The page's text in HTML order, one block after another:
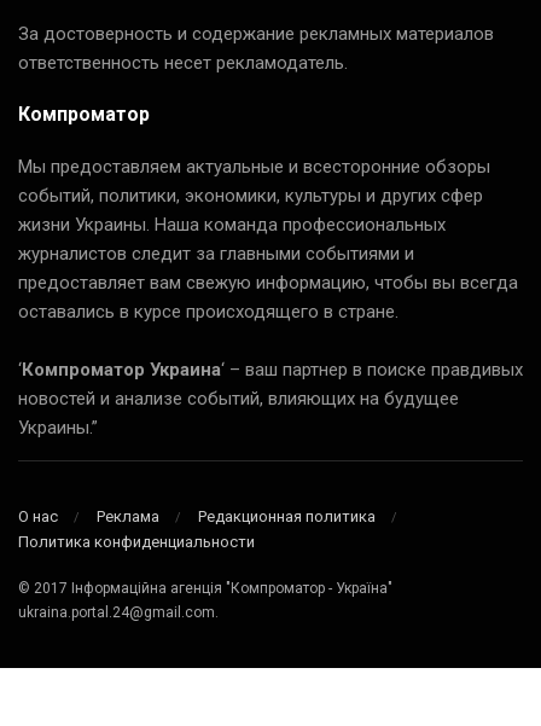
За достоверность и содержание рекламных материалов
ответственность несет рекламодатель.
Компроматор
Мы предоставляем актуальные и всесторонние обзоры
событий, политики, экономики, культуры и других сфер
жизни Украины. Наша команда профессиональных
журналистов следит за главными событиями и
предоставляет вам свежую информацию, чтобы вы всегда
оставались в курсе происходящего в стране.
‘Компроматор Украина‘ – ваш партнер в поиске правдивых
новостей и анализе событий, влияющих на будущее
Украины.”
О нас Реклама
Редакционная политика
Политика конфиденциальности
© 2017 Інформаційна агенція "Компроматор - Україна"
ukraina.portal.24@gmail.com.